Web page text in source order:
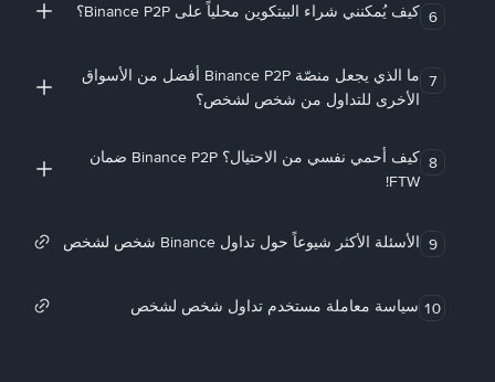
6 كيف يُمكنني شراء البيتكوين محلياً على Binance P2P؟
7
ما الذي يجعل منصّة Binance P2P أفضل من الأسواق
الأخرى للتداول من شخص لشخص؟
8
كيف أحمي نفسي من الاحتيال؟ Binance P2P ضمان
FTW!
9 الأسئلة الأكثر شيوعاً حول تداول Binance شخص لشخص
10 سياسة معاملة مستخدم تداول شخص لشخص